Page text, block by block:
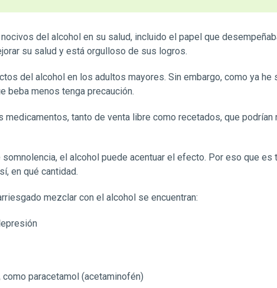
del alcohol en su salud, incluido el papel que
su salud y está orgulloso de sus logros.
del alcohol en los adultos mayores. Sin embargo, como ya he
beba menos tenga precaución.
tanto de venta libre como recetados, que
el alcohol puede acentuar el efecto. Por eso que es
en qué cantidad.
mezclar con el alcohol se encuentran:
paracetamol (acetaminofén)